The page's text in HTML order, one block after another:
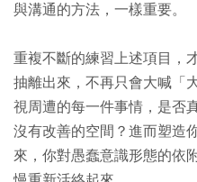
與溝通的方法，一樣重要。
重複不斷的練習上述項目，
抽離出來，不再只會大喊「
視周遭的每一件事情，是否
沒有改善的空間？進而塑造
來，你對愚蠢意識形態的依